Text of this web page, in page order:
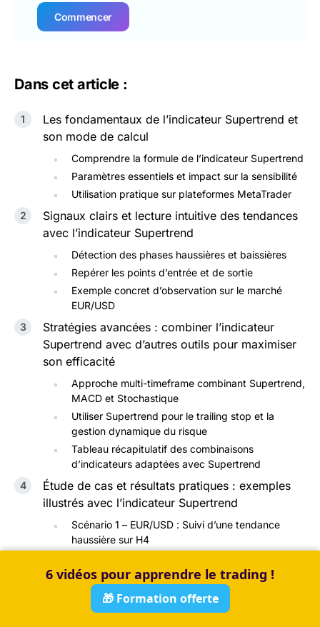
Commencer
Dans cet article :
Les fondamentaux de l’indicateur Supertrend et
son mode de calcul
Comprendre la formule de l’indicateur Supertrend
Paramètres essentiels et impact sur la sensibilité
Utilisation pratique sur plateformes MetaTrader
Signaux clairs et lecture intuitive des tendances
avec l’indicateur Supertrend
Détection des phases haussières et baissières
Repérer les points d’entrée et de sortie
Exemple concret d’observation sur le marché
EUR/USD
Stratégies avancées : combiner l’indicateur
Supertrend avec d’autres outils pour maximiser
son efficacité
Approche multi-timeframe combinant Supertrend,
MACD et Stochastique
Utiliser Supertrend pour le trailing stop et la
gestion dynamique du risque
Tableau récapitulatif des combinaisons
d’indicateurs adaptées avec Supertrend
Étude de cas et résultats pratiques : exemples
illustrés avec l’indicateur Supertrend
Scénario 1 – EUR/USD : Suivi d’une tendance
haussière sur H4
vendeuse après signal Supertrend et
stochastique
Avantages, limites et recommandations pour
6 vidéos pour apprendre le trading !
🎁 Formation offerte